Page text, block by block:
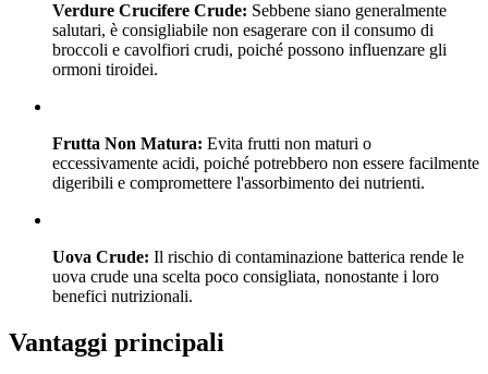
Verdure Crucifere Crude: Sebbene siano generalmente
salutari, è consigliabile non esagerare con il consumo di
broccoli e cavolfiori crudi, poiché possono influenzare gli
ormoni tiroidei.
Frutta Non Matura: Evita frutti non maturi o
eccessivamente acidi, poiché potrebbero non essere facilmente
digeribili e compromettere l'assorbimento dei nutrienti.
Uova Crude: Il rischio di contaminazione batterica rende le
uova crude una scelta poco consigliata, nonostante i loro
benefici nutrizionali.
Vantaggi principali